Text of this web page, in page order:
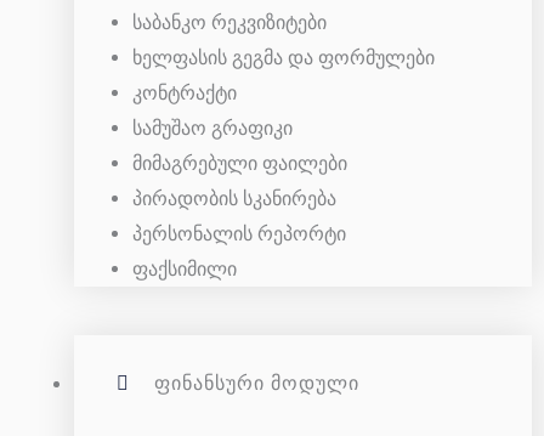
საბანკო რეკვიზიტები
ხელფასის გეგმა და ფორმულები
კონტრაქტი
სამუშაო გრაფიკი
მიმაგრებული ფაილები
პირადობის სკანირება
პერსონალის რეპორტი
ფაქსიმილი
ᲤᲘᲜᲐᲜᲡᲣᲠᲘ ᲛᲝᲓᲣᲚᲘ